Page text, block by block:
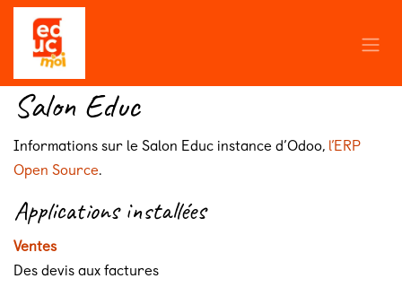
Se rendre au contenu
Salon Educ
Informations sur le Salon Educ instance d’Odoo, l’ERP
Open Source.
Applications installées
Ventes
Des devis aux factures